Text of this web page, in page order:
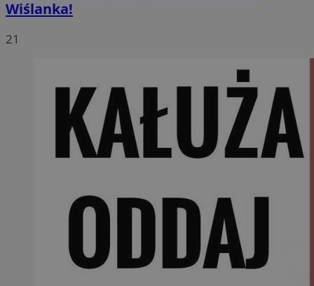
Wiślanka!
21